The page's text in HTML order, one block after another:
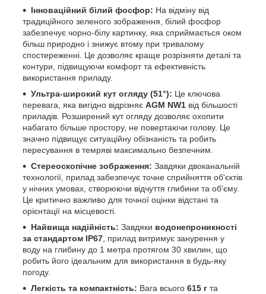
Інноваційний білий фосфор: На відміну від
традиційного зеленого зображення, білий фосфор
забезпечує чорно-білу картинку, яка сприймається оком
більш природно і знижує втому при тривалому
спостереженні. Це дозволяє краще розрізняти деталі та
контури, підвищуючи комфорт та ефективність
використання приладу.
Ультра-широкий кут огляду (51°): Це ключова
перевага, яка вигідно відрізняє AGM NW1 від більшості
приладів. Розширений кут огляду дозволяє охопити
набагато більше простору, не повертаючи голову. Це
значно підвищує ситуаційну обізнаність та робить
пересування в темряві максимально безпечним.
Стереоскопічне зображення: Завдяки двоканальній
технології, прилад забезпечує точне сприйняття об'єктів
у нічних умовах, створюючи відчуття глибини та об'єму.
Це критично важливо для точної оцінки відстані та
орієнтації на місцевості.
Найвища надійність: Завдяки водонепроникності
за стандартом IP67, прилад витримує занурення у
воду на глибину до 1 метра протягом 30 хвилин, що
робить його ідеальним для використання в будь-яку
погоду.
Легкість та компактність: Вага всього 615 г та